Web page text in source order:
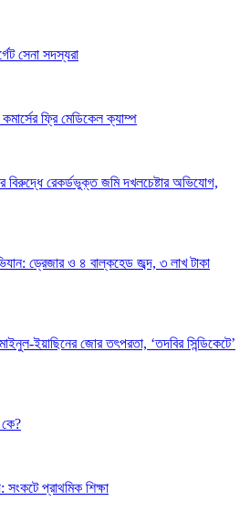
সেনা সদস্যরা
ফ্রি মেডিকেল ক্যাম্প
বিরুদ্ধে রেকর্ডভুক্ত জমি দখলচেষ্টার অভিযোগ,
ড্রেজার ও ৪ বাল্কহেড জব্দ, ৩ লাখ টাকা
ইয়াছিনের জোর তৎপরতা, ‘তদবির সিন্ডিকেটে’
কে?
সংকটে প্রাথমিক শিক্ষা